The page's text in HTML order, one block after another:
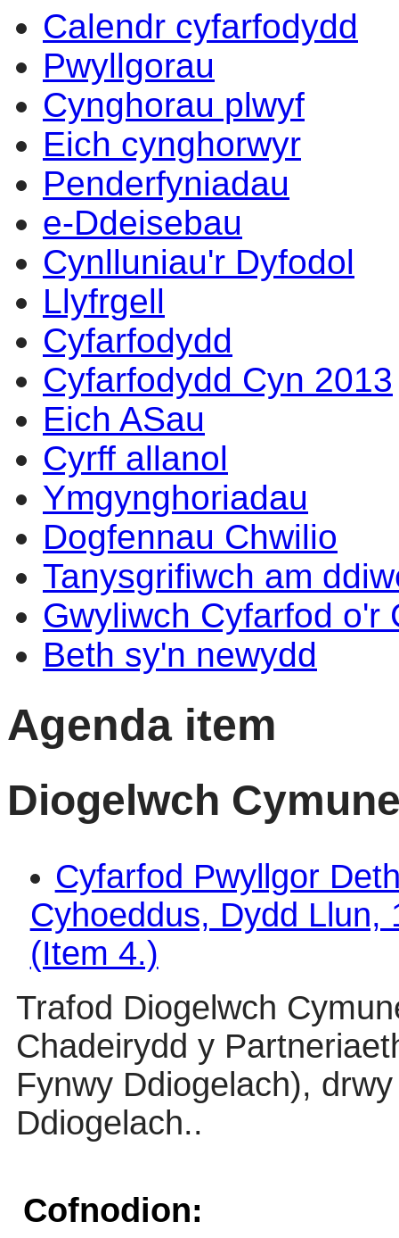
Calendr cyfarfodydd
Pwyllgorau
Cynghorau plwyf
Eich cynghorwyr
Penderfyniadau
e-Ddeisebau
Cynlluniau'r Dyfodol
Llyfrgell
Cyfarfodydd
Cyfarfodydd Cyn 2013
Eich ASau
Cyrff allanol
Ymgynghoriadau
Dogfennau Chwilio
Tanysgrifiwch am
Gwyliwch Cyfarfod o'r
Beth sy'n newydd
Agenda item
Diogelwch
Cyfarfod Pwyllgor
Cyhoeddus, Dydd Llun,
(Item 4.)
Trafod Diogelwch
Chadeirydd y
Fynwy Ddiogelach),
Ddiogelach..
Cofnodion: